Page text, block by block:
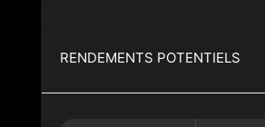
RENDEMENTS POTENTIELS